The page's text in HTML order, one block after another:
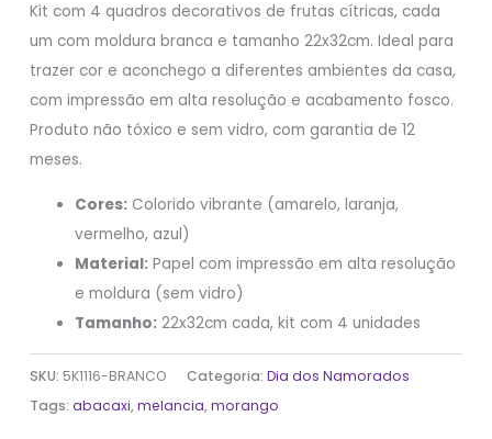
Kit com 4 quadros decorativos de frutas cítricas, cada
um com moldura branca e tamanho 22x32cm. Ideal para
trazer cor e aconchego a diferentes ambientes da casa,
com impressão em alta resolução e acabamento fosco.
Produto não tóxico e sem vidro, com garantia de 12
meses.
Cores: Colorido vibrante (amarelo, laranja,
vermelho, azul)
Material: Papel com impressão em alta resolução
e moldura (sem vidro)
Tamanho: 22x32cm cada, kit com 4 unidades
SKU: 5K1116-BRANCO Categoria:Dia dos Namorados
Tags:abacaxi,melancia,morango